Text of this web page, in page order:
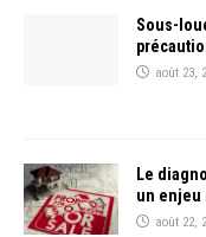
Sous-
août 23,
Le
un enjeu
août 22,